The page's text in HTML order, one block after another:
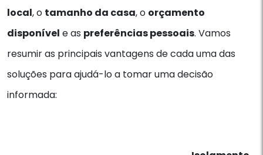
local, o tamanho da casa, o orçamento
disponível e as preferências pessoais. Vamos
resumir as principais vantagens de cada uma das
soluções para ajudá-lo a tomar uma decisão
informada: